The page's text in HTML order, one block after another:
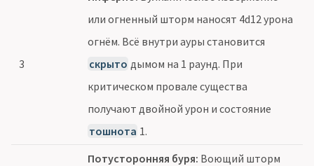
3
или огненный шторм наносят 4d12 урона
огнём. Всё внутри ауры становится
скрыто дымом на 1 раунд. При
критическом провале существа
получают двойной урон и состояние
тошнота 1.
Потусторонняя буря: Воющий шторм